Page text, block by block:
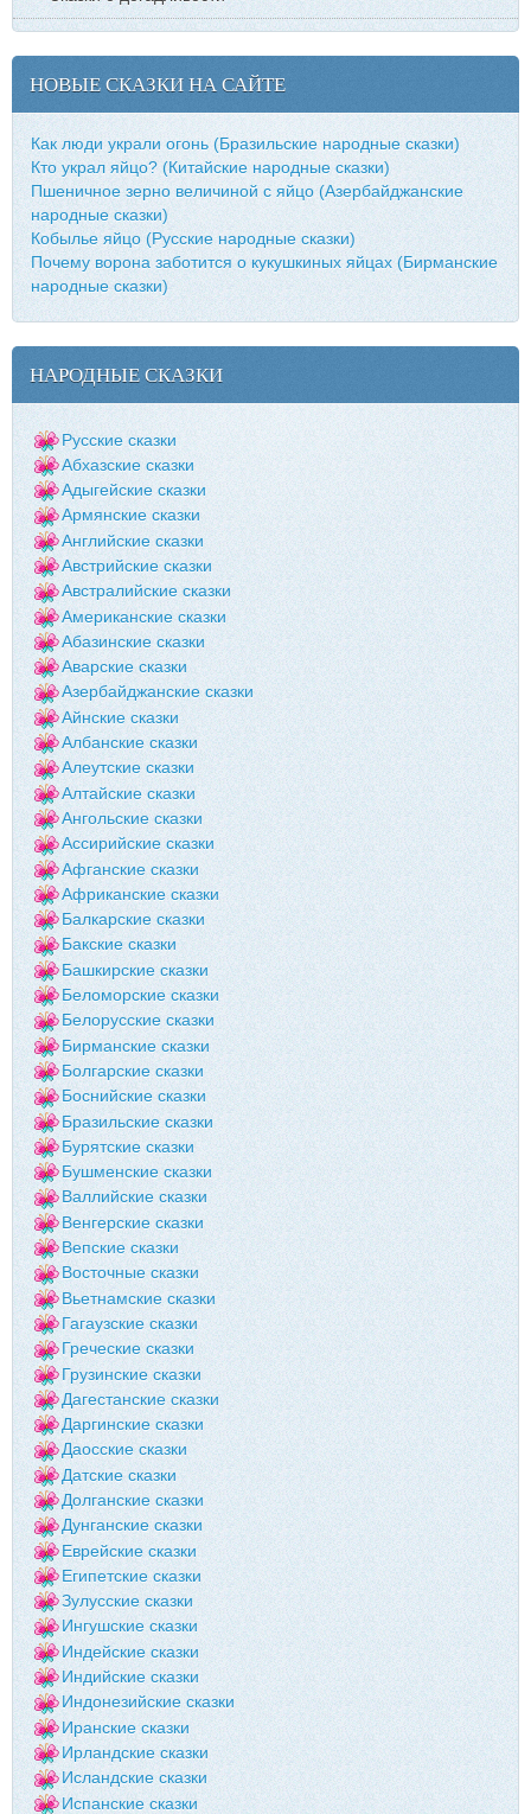
НОВЫЕ СКАЗКИ НА САЙТЕ
Как люди украли огонь (Бразильские народные сказки)
Кто украл яйцо? (Китайские народные сказки)
Пшеничное зерно величиной с яйцо (Азербайджанские
народные сказки)
Кобылье яйцо (Русские народные сказки)
Почему ворона заботится о кукушкиных яйцах (Бирманские
народные сказки)
НАРОДНЫЕ СКАЗКИ
Русские сказки
Абхазские сказки
Адыгейские сказки
Армянские сказки
Английские сказки
Австрийские сказки
Австралийские сказки
Американские сказки
Абазинские сказки
Аварские сказки
Азербайджанские сказки
Айнские сказки
Албанские сказки
Алеутские сказки
Алтайские сказки
Ангольские сказки
Ассирийские сказки
Афганские сказки
Африканские сказки
Балкарские сказки
Бакские сказки
Башкирские сказки
Беломорские сказки
Белорусские сказки
Бирманские сказки
Болгарские сказки
Боснийские сказки
Бразильские сказки
Бурятские сказки
Бушменские сказки
Валлийские сказки
Венгерские сказки
Вепские сказки
Восточные сказки
Вьетнамские сказки
Гагаузские сказки
Греческие сказки
Грузинские сказки
Дагестанские сказки
Даргинские сказки
Даосские сказки
Датские сказки
Долганские сказки
Дунганские сказки
Еврейские сказки
Египетские сказки
Зулусские сказки
Ингушские сказки
Индейские сказки
Индийские сказки
Индонезийские сказки
Иранские сказки
Ирландские сказки
Исландские сказки
Испанские сказки